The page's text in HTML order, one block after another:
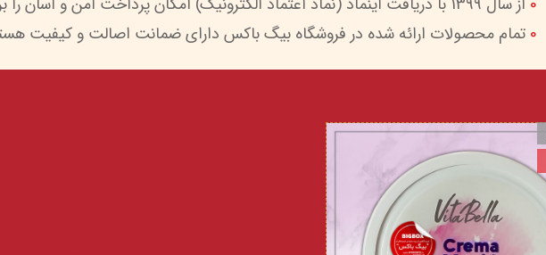
0 تمام محصولات ارائه شده در فروشگاه بیگ باکس دارای ضمانت اصالت و کیفیت